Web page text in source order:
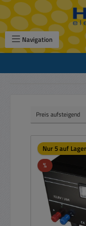
Zum Hauptinhalt springen
Navigation
Nur 5 auf
%Rabatt